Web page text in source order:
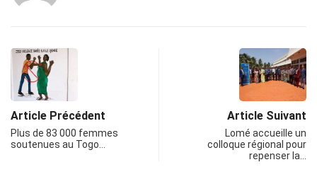
Article Précédent
Plus de 83 000 femmes
soutenues au Togo…
Article Suivant
Lomé accueille un
colloque régional pour
repenser la…